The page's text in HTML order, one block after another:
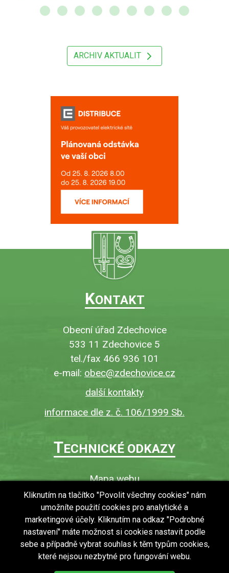
ARCHIV AKTUALIT
KONTAKT
Obecní úřad Zdechovice
533 11 Zdechovice 5
tel./fax 466 936 101
e-mail: obec@zdechovice.cz
další kontakty
informace dle z. č. 106/1999 Sb.
TECHNICKÉ ODKAZY
Mapa webu
O webu
Povinně zveřejňované informace
Ochrana osobních údajů (GDPR)
Vyhledávání
RSS
Kliknutím na tlačítko "Povolit všechny cookies" nám
umožníte použití cookies pro analytické a
marketingové účely. Kliknutím na odkaz "Podrobné
nastavení" máte možnost si cookies nastavit podle
sebe a případně vybrat souhlas k těm typům cookies,
které nejsou nezbytné pro fungování webu.